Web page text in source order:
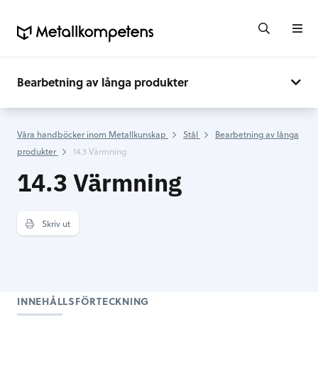
Bearbetning av långa produkter
Våra handböcker inom Metallkunskap Stål
Bearbetning av långa
produkter
14.3 Värmning
14.3 Värmning
Skriv ut
INNEHÅLLSFÖRTECKNING